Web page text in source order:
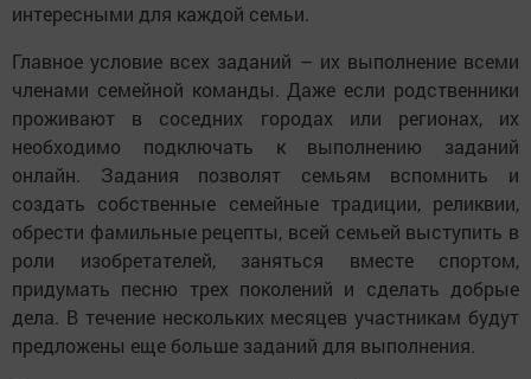
интересными для каждой семьи.
Главное условие всех заданий – их выполнение всеми
членами семейной команды. Даже если родственники
проживают в соседних городах или регионах, их
необходимо подключать к выполнению заданий
онлайн. Задания позволят семьям вспомнить и
создать собственные семейные традиции, реликвии,
обрести фамильные рецепты, всей семьей выступить в
роли изобретателей, заняться вместе спортом,
придумать песню трех поколений и сделать добрые
дела. В течение нескольких месяцев участникам будут
предложены еще больше заданий для выполнения.